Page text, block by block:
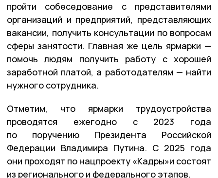
пройти собеседование с представителями
организаций и предприятий, представляющих
вакансии, получить консультации по вопросам
сферы занятости. Главная же цель ярмарки —
помочь людям получить работу с хорошей
заработной платой, а работодателям — найти
нужного сотрудника.
Отметим, что ярмарки трудоустройства
проводятся ежегодно с 2023 года
по поручению Президента Российской
Федерации Владимира Путина. С 2025 года
они проходят по нацпроекту «Кадры»и состоят
из регионального и федерального этапов.